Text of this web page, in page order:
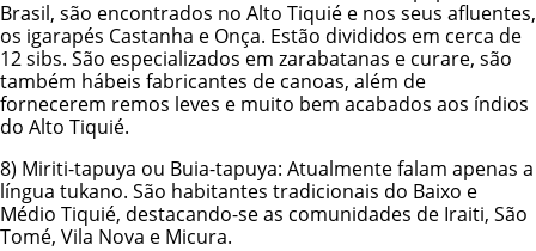
Brasil, são encontrados no Alto Tiquié e nos seus afluentes,
os igarapés Castanha e Onça. Estão divididos em cerca de
12 sibs. São especializados em zarabatanas e curare, são
também hábeis fabricantes de canoas, além de
fornecerem remos leves e muito bem acabados aos índios
do Alto Tiquié.
8) Miriti-tapuya ou Buia-tapuya: Atualmente falam apenas a
língua tukano. São habitantes tradicionais do Baixo e
Médio Tiquié, destacando-se as comunidades de Iraiti, São
Tomé, Vila Nova e Micura.